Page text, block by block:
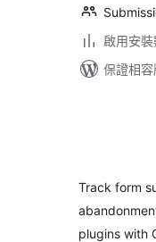
啟用安
保證相
Track form
plugins with